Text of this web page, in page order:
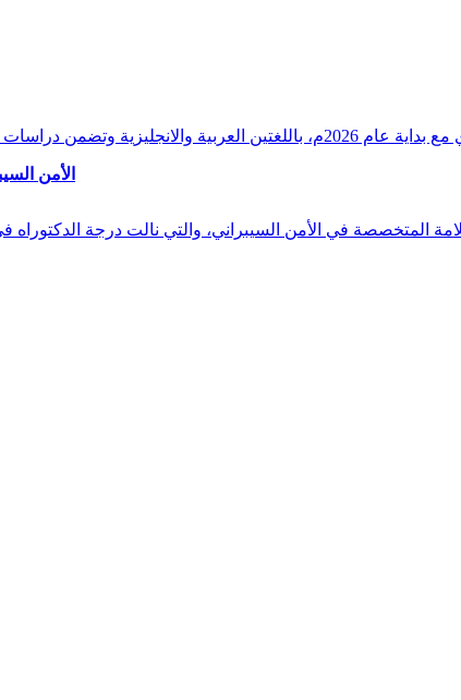
ورصدًا واستشرافًا وافيًا لكافة أ
الأمن
المتخصصة في الأمن السيبراني، والتي نالت درجة